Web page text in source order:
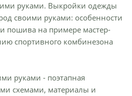
руками. Выкройки одежды
своими руками: особенности
пошива на примере мастер-
спортивного комбинезона
руками - поэтапная
схемами, материалы и